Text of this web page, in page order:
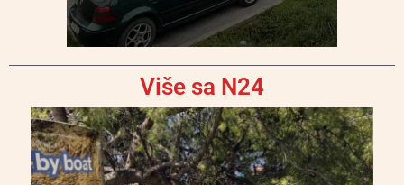
Više sa N24